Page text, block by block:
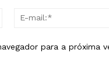
Nome:*
para a próxima